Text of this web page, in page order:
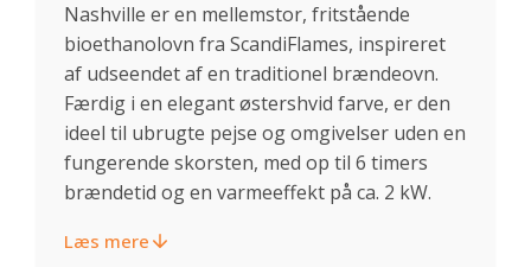
Nashville er en mellemstor, fritstående
bioethanolovn fra ScandiFlames, inspireret
af udseendet af en traditionel brændeovn.
Færdig i en elegant østershvid farve, er den
ideel til ubrugte pejse og omgivelser uden en
fungerende skorsten, med op til 6 timers
brændetid og en varmeeffekt på ca. 2 kW.
Læs mere